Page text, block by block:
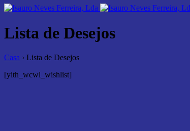
Lista de Desejos
Casa › Lista de Desejos
[yith_wcwl_wishlist]